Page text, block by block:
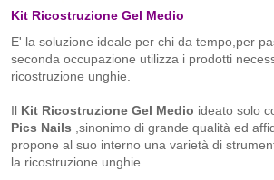
Kit Ricostruzione Gel Medio
E' la soluzione ideale per chi da tempo,per
seconda occupazione utilizza i prodotti
ricostruzione unghie.
Il Kit Ricostruzione Gel Medio ideato solo
Pics Nails ,sinonimo di grande qualità ed
propone al suo interno una varietà di
la ricostruzione unghie.